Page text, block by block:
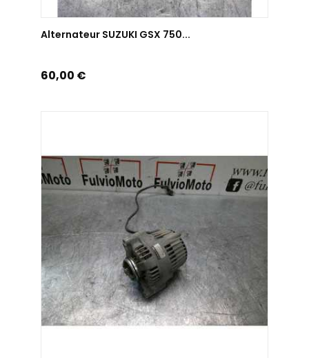
AJOUTER AU PANIER
Alternateur SUZUKI GSX 750...
Prix
60,00 €